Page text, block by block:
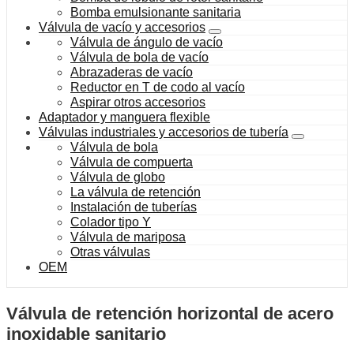
Bomba emulsionante sanitaria
Válvula de vacío y accesorios
Válvula de ángulo de vacío
Válvula de bola de vacío
Abrazaderas de vacío
Reductor en T de codo al vacío
Aspirar otros accesorios
Adaptador y manguera flexible
Válvulas industriales y accesorios de tubería
Válvula de bola
Válvula de compuerta
Válvula de globo
La válvula de retención
Instalación de tuberías
Colador tipo Y
Válvula de mariposa
Otras válvulas
OEM
Válvula de retención horizontal de acero
inoxidable sanitario